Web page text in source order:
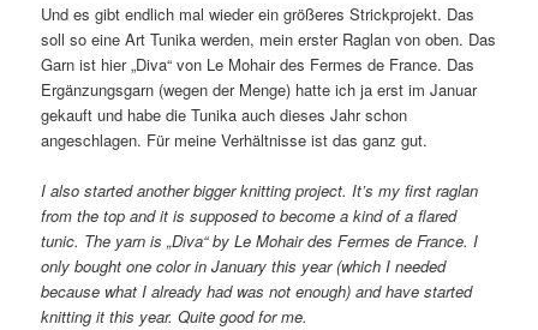
Und es gibt endlich mal wieder ein größeres Strickprojekt. Das
soll so eine Art Tunika werden, mein erster Raglan von oben. Das
Garn ist hier „Diva“ von Le Mohair des Fermes de France. Das
Ergänzungsgarn (wegen der Menge) hatte ich ja erst im Januar
gekauft und habe die Tunika auch dieses Jahr schon
angeschlagen. Für meine Verhältnisse ist das ganz gut.
I also started another bigger knitting project. It’s my first raglan
from the top and it is supposed to become a kind of a flared
tunic. The yarn is „Diva“ by Le Mohair des Fermes de France. I
only bought one color in January this year (which I needed
because what I already had was not enough) and have started
knitting it this year. Quite good for me.